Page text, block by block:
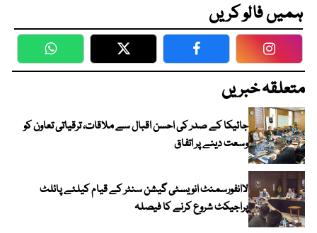
ہمیں فالو کریں
WhatsApp Twitter Facebook
متعلقہ خبریں
جائیکا کے صدر کی احسن اقبال سے ملاقات، ترقیاتی تعاون کو
وسعت دینے پر اتفاق
لاانفورسمنٹ انویسٹی گیشن سنٹر کے قیام کیلئے پائلٹ
پراجیکٹ شروع کرنے کا فیصلہ